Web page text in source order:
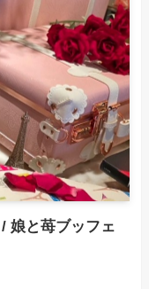
娘と苺ブッフェ